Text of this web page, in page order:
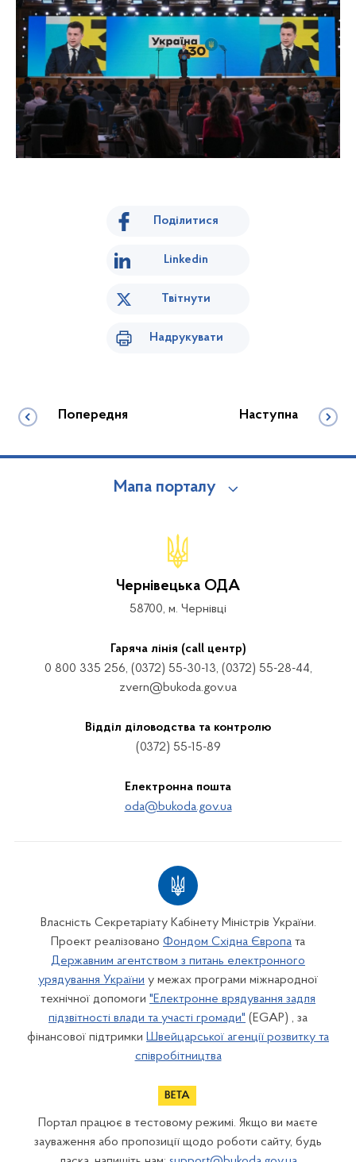
Поділитися
Linkedin
Твітнути
Надрукувати
Попередня Наступна
Мапа порталу
Чернівецька ОДА
58700, м. Чернівці
Гаряча лінія (call центр)
0 800 335 256, (0372) 55-30-13, (0372) 55-28-44,
zvern@bukoda.gov.ua
Відділ діловодства та контролю
(0372) 55-15-89
Електронна пошта
oda@bukoda.gov.ua
Власність Секретаріату Кабінету Міністрів України.
Проект реалізовано Фондом Східна Європа та
Державним агентством з питань електронного
урядування України у межах програми міжнародної
технічної допомоги "Електронне врядування задля
підзвітності влади та участі громади" (EGAP) , за
фінансової підтримки Швейцарської агенції розвитку та
співробітництва
Портал працює в тестовому режимі. Якщо ви маєте
зауваження або пропозиції щодо роботи сайту, будь